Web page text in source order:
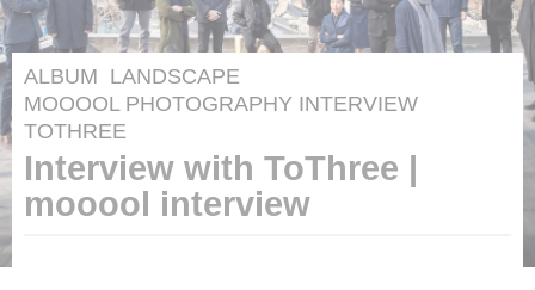
8
y
e
r
ALBUM ,LANDSCAPE
MOOOOL PHOTOGRAPHY INTERVIEW
TOTHREE
Interview with ToThree |
mooool interview